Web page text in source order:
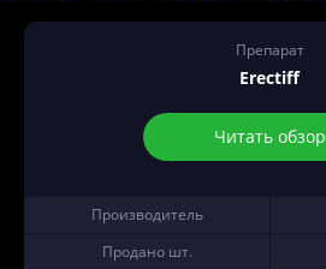
Препарат
Erectiff
Читать обзор
Производитель
Продано шт.